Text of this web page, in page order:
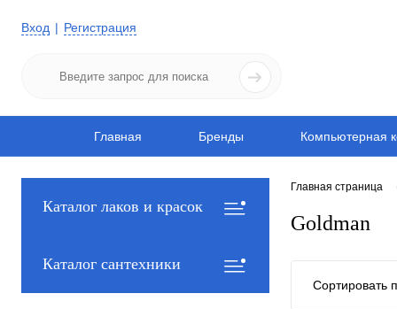
Вход Регистрация
Главная Бренды Компьютерная
Каталог лаков и красок
Каталог сантехники
Главная страница
Goldman
Сортировать